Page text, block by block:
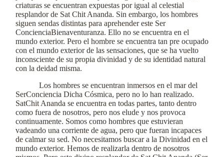
criaturas se encuentran expuestas por igual al celestial
resplandor de Sat Chit Ananda. Sin embargo, los hombres
siguen sendas distintas para aprehender este Ser
ConcienciaBienaventuranza. Ello no se encuentra en el
mundo exterior. Pero el hombre se encuentra tan pre ocupado
con el mundo exterior de las sensaciones, que se ha vuelto
inconsciente de su propia divinidad y de su identidad natural
con la deidad misma.
Los hombres se encuentran inmersos en el mar del
SerConciencia Dicha Cósmica, pero no lo han realizado.
SatChit Ananda se encuentra en todas partes, tanto dentro
como fuera de nosotros, pero nos elude y nos provoca
continuamente. Somos como hombres que estuvieran
vadeando una corriente de agua, pero que fueran incapaces
de calmar su sed. No necesitamos buscar a la Divinidad en el
mundo exterior. Hemos de realizarla dentro de nosotros